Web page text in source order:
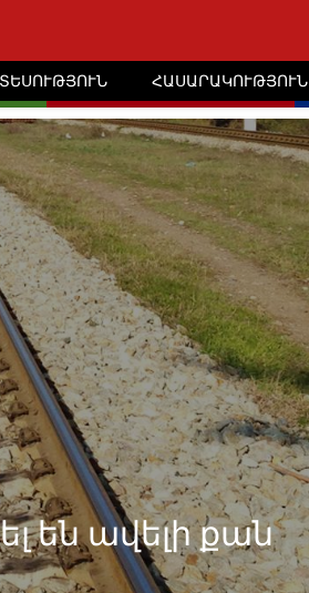
ՀԱՍԱՐԱԿՈՒԹՅՈՒՆ
են ավելի քան